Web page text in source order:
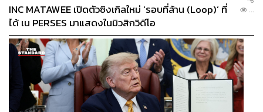
INC MATAWEE เปิดตัวซิงเกิลใหม่ ‘รอบที่ล้าน (Loop)’ ที่
ได้ เน PERSES มาแสดงในมิวสิกวิดีโอ
...